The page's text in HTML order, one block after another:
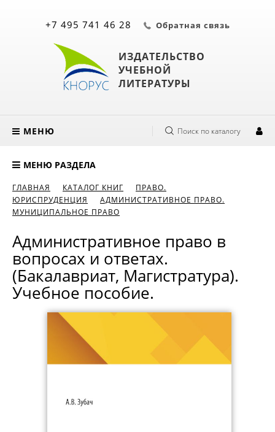
ИЗДАТЕЛЬСТВО
УЧЕБНОЙ
ЛИТЕРАТУРЫ
+7 495 741 46 28 Обратная связь
МЕНЮ Поиск по каталогу
МЕНЮ РАЗДЕЛА
ГЛАВНАЯ КАТАЛОГ КНИГ
ПРАВО.
ЮРИСПРУДЕНЦИЯ
АДМИНИСТРАТИВНОЕ ПРАВО.
МУНИЦИПАЛЬНОЕ ПРАВО
Административное право в
вопросах и ответах.
(Бакалавриат, Магистратура).
Учебное пособие.